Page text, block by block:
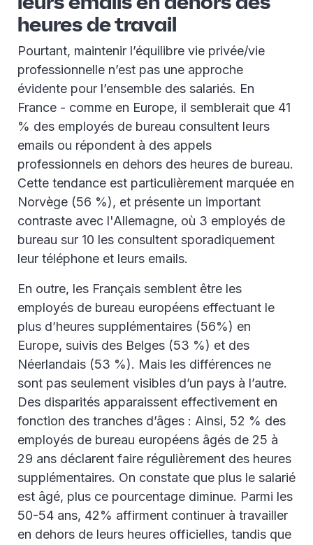
heures de travail
Pourtant, maintenir l’équilibre vie privée/vie
professionnelle n’est pas une approche
évidente pour l’ensemble des salariés. En
France - comme en Europe, il semblerait que 41
% des employés de bureau consultent leurs
emails ou répondent à des appels
professionnels en dehors des heures de bureau.
Cette tendance est particulièrement marquée en
Norvège (56 %), et présente un important
contraste avec l'Allemagne, où 3 employés de
bureau sur 10 les consultent sporadiquement
leur téléphone et leurs emails.
En outre, les Français semblent être les
employés de bureau européens effectuant le
plus d’heures supplémentaires (56%) en
Europe, suivis des Belges (53 %) et des
Néerlandais (53 %). Mais les différences ne
sont pas seulement visibles d’un pays à l’autre.
Des disparités apparaissent effectivement en
fonction des tranches d’âges : Ainsi, 52 % des
employés de bureau européens âgés de 25 à
29 ans déclarent faire régulièrement des heures
supplémentaires. On constate que plus le salarié
est âgé, plus ce pourcentage diminue. Parmi les
50-54 ans, 42% affirment continuer à travailler
en dehors de leurs heures officielles, tandis que